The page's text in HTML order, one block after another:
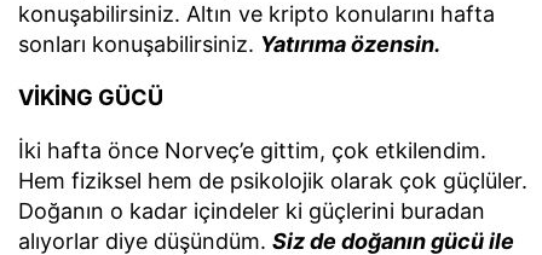
konuşabilirsiniz. Altın ve kripto konularını hafta
sonları konuşabilirsiniz. Yatırıma özensin.
VİKİNG GÜCÜ
İki hafta önce Norveç’e gittim, çok etkilendim.
Hem fiziksel hem de psikolojik olarak çok güçlüler.
Doğanın o kadar içindeler ki güçlerini buradan
alıyorlar diye düşündüm. Siz de doğanın gücü ile